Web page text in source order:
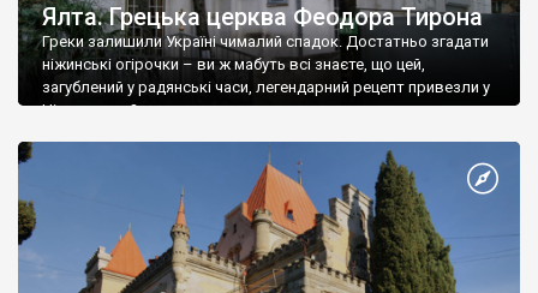
Ялта. Грецька церква Феодора Тирона
Греки залишили Україні чималий спадок. Достатньо згадати
ніжинські огірочки – ви ж мабуть всі знаєте, що цей,
загублений у радянські часи, легендарний рецепт привезли у
Ніжин греки?